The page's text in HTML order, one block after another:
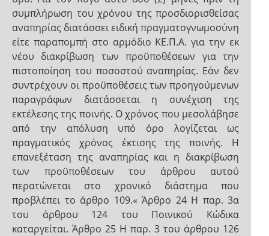
συμπλήρωση του χρόνου της προσδιορισθείσας
αναπηρίας διατάσσει ειδική πραγματογνωμοσύνη
είτε παραπομπή στο αρμόδιο ΚΕ.Π.Α. για την εκ
νέου διακρίβωση των προϋποθέσεων για την
πιστοποίηση του ποσοστού αναπηρίας. Εάν δεν
συντρέχουν οι προϋποθέσεις των προηγούμενων
παραγράφων διατάσσεται η συνέχιση της
εκτέλεσης της ποινής. Ο χρόνος που μεσολάβησε
από την απόλυση υπό όρο λογίζεται ως
πραγματικός χρόνος έκτισης της ποινής. Η
επανεξέταση της αναπηρίας και η διακρίβωση
των προϋποθέσεων του άρθρου αυτού
περατώνεται στο χρονικό διάστημα που
προβλέπει το άρθρο 109.« Άρθρο 24 Η παρ. 3α
του άρθρου 124 του Ποινικού Κώδικα
καταργείται. Άρθρο 25 Η παρ. 3 του άρθρου 126